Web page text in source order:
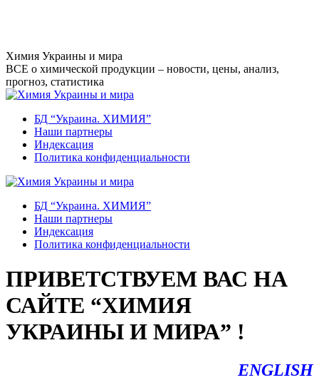
Химия Украины и мира
ВСЕ о химической продукции – новости, цены, анализ,
прогноз, статистика
БД “Украина. ХИМИЯ”
Наши партнеры
Индексация
Политика конфиденциальности
БД “Украина. ХИМИЯ”
Наши партнеры
Индексация
Политика конфиденциальности
ПРИВЕТСТВУЕМ ВАС НА
САЙТЕ “ХИМИЯ
УКРАИНЫ И МИРА” !
ENGLISH